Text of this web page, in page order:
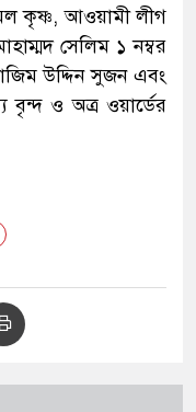
কৃষ্ণ, আওয়ামী লীগ
সেলিম ১ নম্বর
উদ্দিন সুজন এবং
বৃন্দ ও অত্র ওয়ার্ডের